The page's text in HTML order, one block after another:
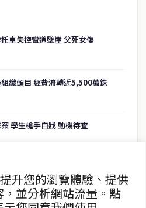
升您的瀏覽體驗、提供
並分析網站流量。點
車失控彎道墜崖 父死女傷
織頭目 經費流轉近5,500萬銖
學生槍手自戕 動機待查
槍擊案 2死15傷
容。
房地產